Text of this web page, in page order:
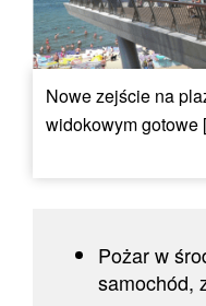
Nowe zejście na
widokowym gotowe
Pożar w
samochód,